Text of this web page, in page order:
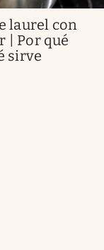
laurel con
| Por qué
sirve